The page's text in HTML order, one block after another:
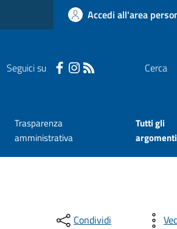
Accedi all'area
Seguici su Cerca
Trasparenza
amministrativa
Tutti gli
Condividi